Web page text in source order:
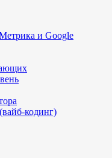
и Google
кодинг)